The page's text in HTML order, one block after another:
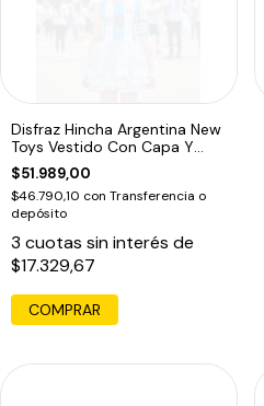
Disfraz Hincha Argentina New
Toys Vestido Con Capa Y
Gorro Celeste
$51.989,00
$46.790,10 con Transferencia o
depósito
3 cuotas sin interés de
$17.329,67
COMPRAR